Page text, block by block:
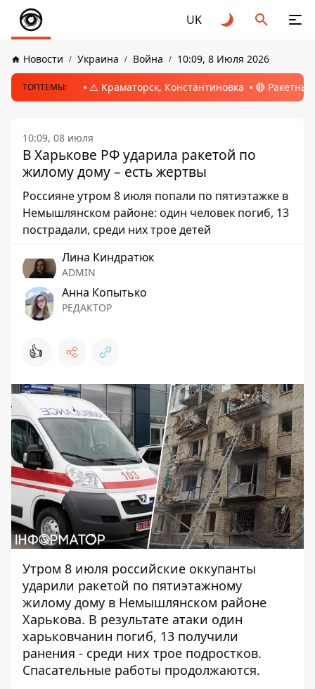
UK
Новости Украина Война 10:09, 8 Июля 2026
ТОПТЕМЫ: ⚠️ Краматорск, Константиновка 🔴
10:09, 08 июля
В Харькове РФ ударила ракетой по
жилому дому – есть жертвы
Россияне утром 8 июля попали по пятиэтажке в
Немышлянском районе: один человек погиб, 13
пострадали, среди них трое детей
Лина Киндратюк
ADMIN
Анна Копытько
РЕДАКТОР
👍
Утром 8 июля российские оккупанты
ударили ракетой по пятиэтажному
жилому дому в Немышлянском районе
Харькова. В результате атаки один
харьковчанин погиб, 13 получили
ранения - среди них трое подростков.
Спасательные работы продолжаются.